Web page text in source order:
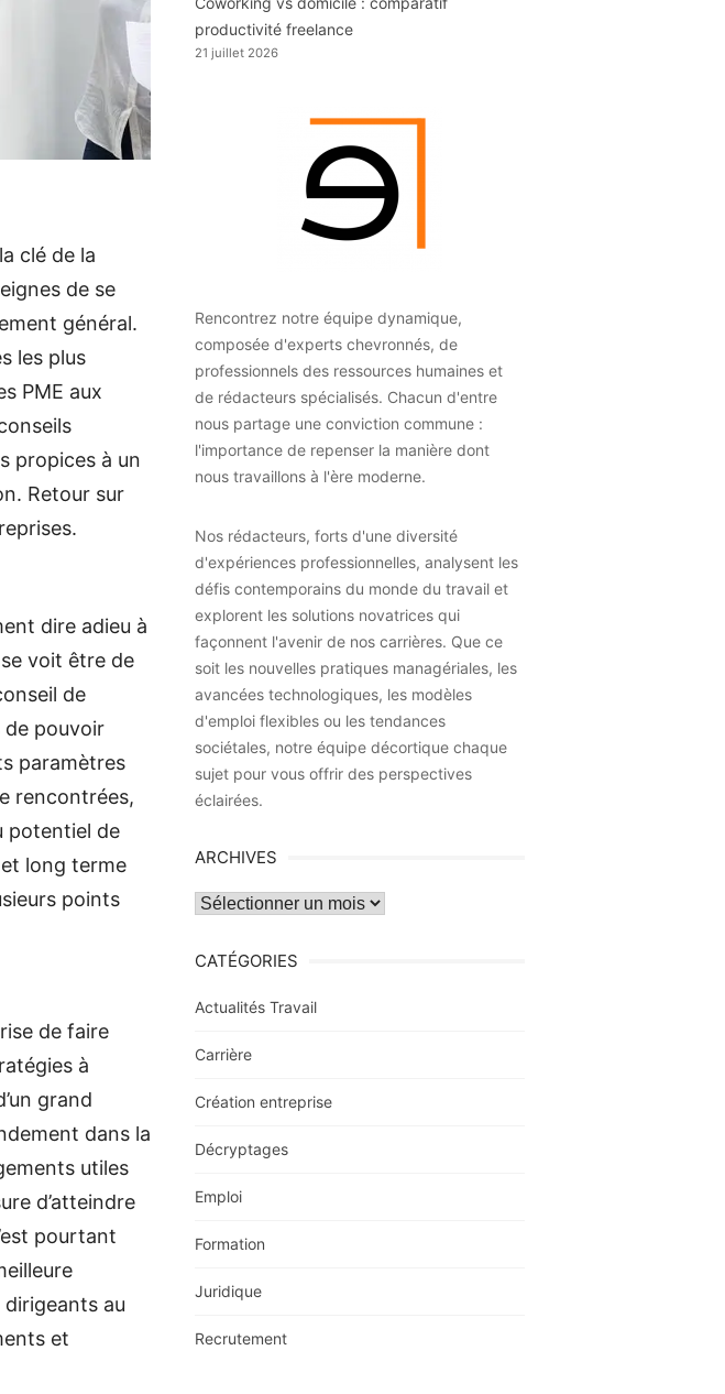
clé de la
de se
général.
les plus
PME aux
propices à un
Retour sur
dire adieu à
voit être de
de
de pouvoir
paramètres
rencontrées,
potentiel de
long terme
points
de faire
à
grand
dans la
utiles
d’atteindre
pourtant
au
et
productivité freelance
21 juillet 2026
Rencontrez notre équipe dynamique,
composée d'experts chevronnés, de
professionnels des ressources humaines et
de rédacteurs spécialisés. Chacun d'entre
nous partage une conviction commune :
l'importance de repenser la manière dont
nous travaillons à l'ère moderne.
Nos rédacteurs, forts d'une diversité
d'expériences professionnelles, analysent les
défis contemporains du monde du travail et
explorent les solutions novatrices qui
façonnent l'avenir de nos carrières. Que ce
soit les nouvelles pratiques managériales, les
avancées technologiques, les modèles
d'emploi flexibles ou les tendances
sociétales, notre équipe décortique chaque
sujet pour vous offrir des perspectives
éclairées.
ARCHIVES
Archives
CATÉGORIES
Actualités Travail
Carrière
Création entreprise
Décryptages
Emploi
Formation
Juridique
Recrutement